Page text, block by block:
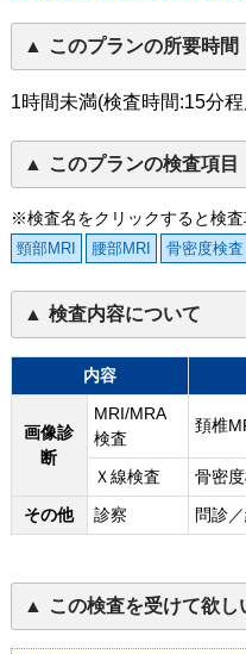
このプランの所要時間
1時間未満(検査時間:15分
このプランの検査項目
※検査名をクリックすると検
頸部MRI 腰部MRI 骨密度検査
検査内容について
内容
画像診
断
MRI/MRA
検査
頚椎
Ｘ線検査
骨密
その他
診察 問診
この検査を受けて欲し